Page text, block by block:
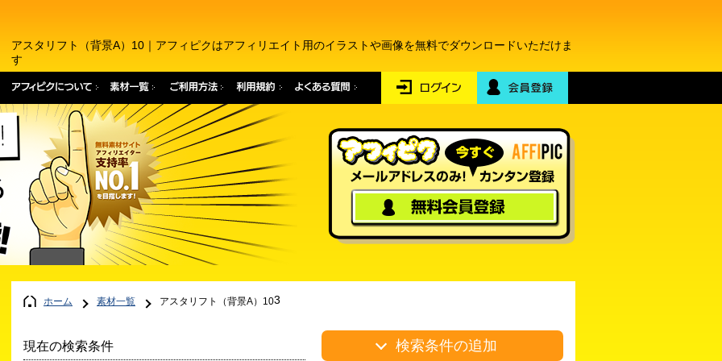
アスタリフト（背景A）10｜アフィピクはアフィリエイト用のイラストや画像を無料でダウンロードいただけま
す
ホーム 3
素材一覧 アスタリフト（背景A）10
現在の検索条件 検索条件の追加